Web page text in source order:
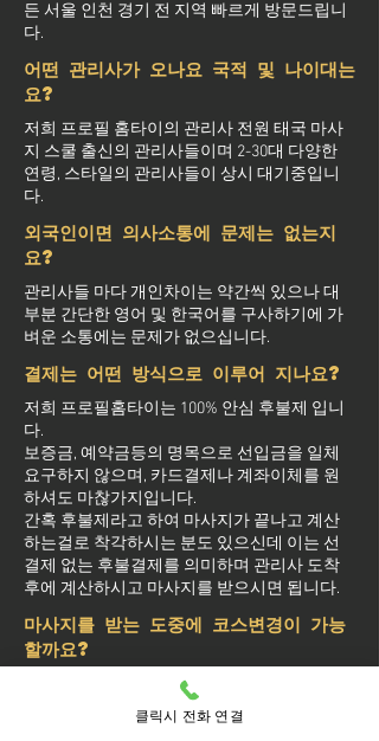
든 서울 인천 경기 전 지역 빠르게 방문드립니
다.
어떤 관리사가 오나요 국적 및 나이대는
요?
저희 프로필 홈타이의 관리사 전원 태국 마사
지 스쿨 출신의 관리사들이며 2-30대 다양한
연령, 스타일의 관리사들이 상시 대기중입니
다.
외국인이면 의사소통에 문제는 없는지
요?
관리사들 마다 개인차이는 약간씩 있으나 대
부분 간단한 영어 및 한국어를 구사하기에 가
벼운 소통에는 문제가 없으십니다.
결제는 어떤 방식으로 이루어 지나요?
저희 프로필홈타이는 100% 안심 후불제 입니
다.
보증금, 예약금등의 명목으로 선입금을 일체
요구하지 않으며, 카드결제나 계좌이체를 원
하셔도 마찮가지입니다.
간혹 후불제라고 하여 마사지가 끝나고 계산
하는걸로 착각하시는 분도 있으신데 이는 선
결제 없는 후불결제를 의미하며 관리사 도착
후에 계산하시고 마사지를 받으시면 됩니다.
마사지를 받는 도중에 코스변경이 가능
할까요?
예약된 마사지 서비스가 끝나기 최소 30분 전
에는 연락 부탁드립니다.
실장님께 연락을 주셔야 예약 상황에 따라 시
클릭시 전화 연결